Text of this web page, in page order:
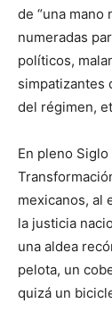
de “una mano
numeradas
políticos,
simpatizantes
del régimen,
En pleno
mexicanos, al
la justicia
una aldea
pelota, un
quizá un